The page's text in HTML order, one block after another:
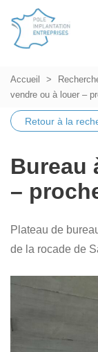
Accueil
vendre ou à louer –
Retour à la
Bureau
–
Plateau de
de la rocade de